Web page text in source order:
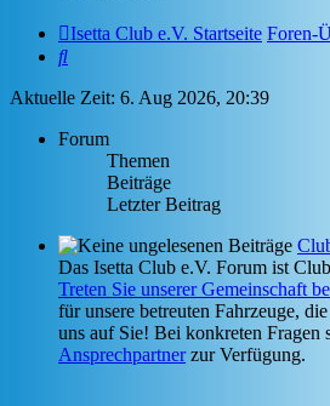
Isetta Club e.V. Startseite Foren-
Suche
Aktuelle Zeit: 6. Aug 2026, 20:39
Forum
Themen
Beiträge
Letzter Beitrag
Das Isetta Club e.V. Forum ist
Treten Sie unserer Gemeinschaft
für unsere betreuten Fahrzeuge,
uns auf Sie! Bei konkreten Fragen
Ansprechpartnerzur Verfügung.